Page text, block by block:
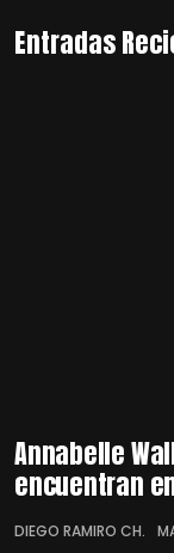
Entradas
Annabelle
encuentran
DIEGO RAMIRO CH.